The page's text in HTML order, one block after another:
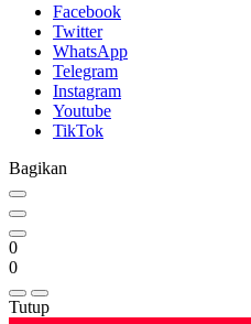
Facebook
Twitter
WhatsApp
Telegram
Instagram
Youtube
TikTok
Bagikan
0
0
Tutup